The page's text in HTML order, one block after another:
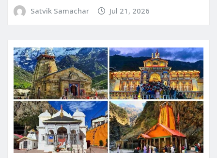
Satvik Samachar Jul 21, 2026